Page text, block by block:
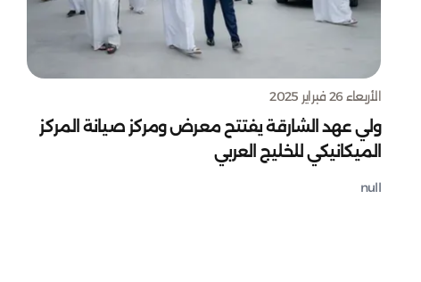
الأربعاء 26 فبراير 2025
ولي عهد الشارقة يفتتح معرض ومركز صيانة المركز
الميكانيكي للخليج العربي
null